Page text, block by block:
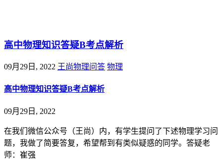
高中物理知识答疑B考点解析
09月29日, 2022 王尚物理问答 物理
高中物理知识答疑B考点解析
09月29日, 2022
在我们微信公众号（王尚）内，有学生提问了下述物理学习问
题，我做了简要答复，希望帮到有类似疑惑的同学。答疑老
师：崔强